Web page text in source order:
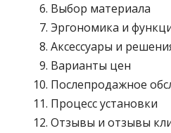
Выбор материала
Эргономика и
Аксессуары и
Варианты цен
Послепродажное
Процесс установки
Отзывы и отзывы